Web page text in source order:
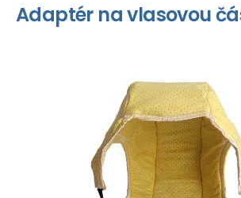
Adaptér na vlasovou